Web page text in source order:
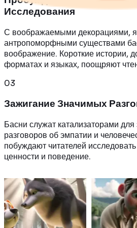
Исследования
С воображаемыми декорациями,
антропоморфными существами
воображение. Короткие истории,
форматах и языках, поощряют
03
Зажигание Значимых
Басни служат катализаторами
разговоров об эмпатии и
побуждают читателей
ценности и поведение.
о
решил
и
Бедный рыбак поймал
маленькую рыбку,
просила отпустить её,
отказался и забрал её